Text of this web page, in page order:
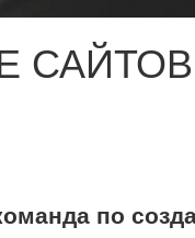
САЙТОВ
по